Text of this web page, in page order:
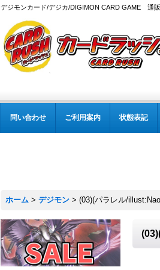
デジモンカード/デジカ/DIGIMON CARD GAME 通
問い合わせ ご利用案内 状態表記
ホーム > デジモン > (03)(パラレル/